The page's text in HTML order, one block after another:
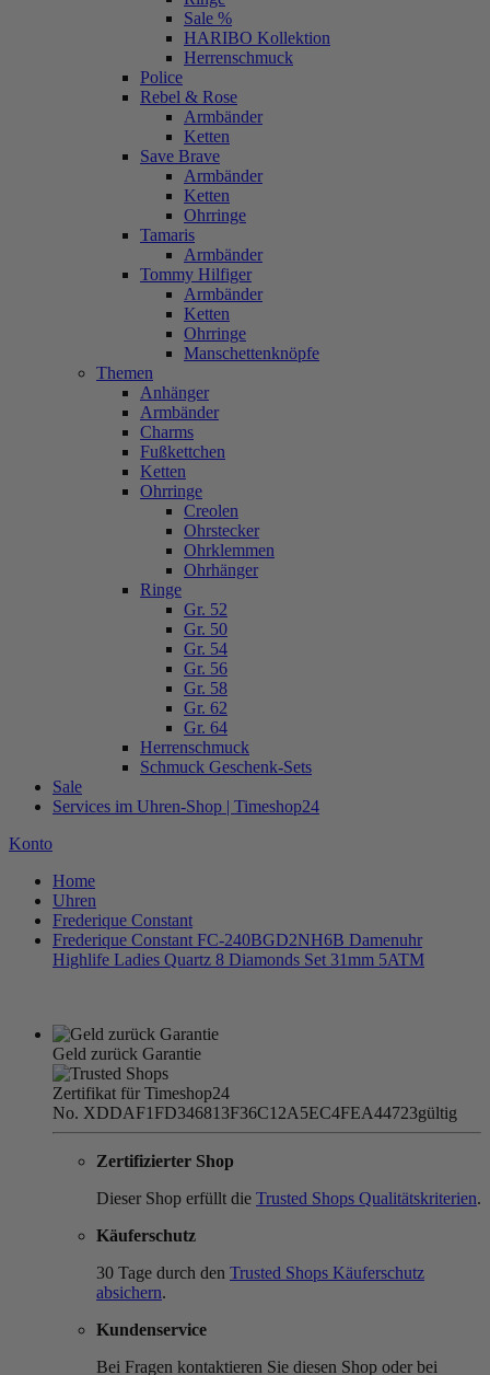
Sale %
HARIBO Kollektion
Herrenschmuck
Police
Rebel & Rose
Armbänder
Ketten
Save Brave
Armbänder
Ketten
Ohrringe
Tamaris
Armbänder
Tommy Hilfiger
Armbänder
Ketten
Ohrringe
Manschettenknöpfe
Themen
Anhänger
Armbänder
Charms
Fußkettchen
Ketten
Ohrringe
Creolen
Ohrstecker
Ohrklemmen
Ohrhänger
Ringe
Gr. 52
Gr. 50
Gr. 54
Gr. 56
Gr. 58
Gr. 62
Gr. 64
Herrenschmuck
Schmuck Geschenk-Sets
Sale
Services im Uhren-Shop | Timeshop24
Konto
Home
Uhren
Frederique Constant
Frederique Constant FC-240BGD2NH6B Damenuhr
Highlife Ladies Quartz 8 Diamonds Set 31mm 5ATM
Geld zurück Garantie
Zertifikat für Timeshop24
No. XDDAF1FD346813F36C12A5EC4FEA44723gültig
Zertifizierter Shop
Dieser Shop erfüllt die Trusted Shops Qualitätskriterien.
Käuferschutz
30 Tage durch den Trusted Shops Käuferschutz
absichern.
Kundenservice
Bei Fragen kontaktieren Sie diesen Shop oder bei